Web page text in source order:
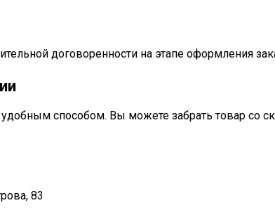
договоренности на этапе оформления
способом. Вы можете забрать товар со
83